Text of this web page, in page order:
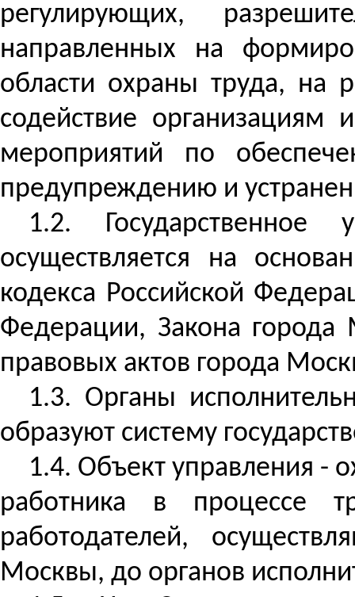
регулирующих,
направленных на
области охраны труда, на
содействие
мероприятий по
предупреждению и
1.2.
осуществляется на
кодекса Российской
Федерации, Закона
правовых актов города
1.3. Органы
образуют систему
1.4. Объект управления -
работника в процессе
работодателей,
Москвы, до органов